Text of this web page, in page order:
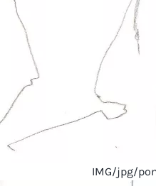
IMG/jpg/